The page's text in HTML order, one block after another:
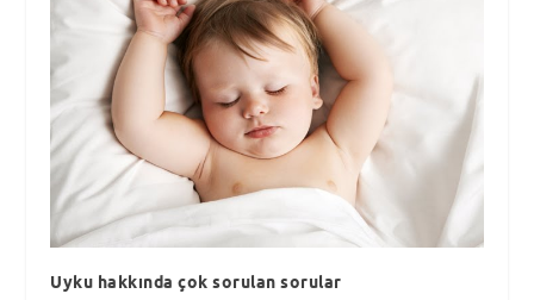
Uyku hakkında çok sorulan sorular